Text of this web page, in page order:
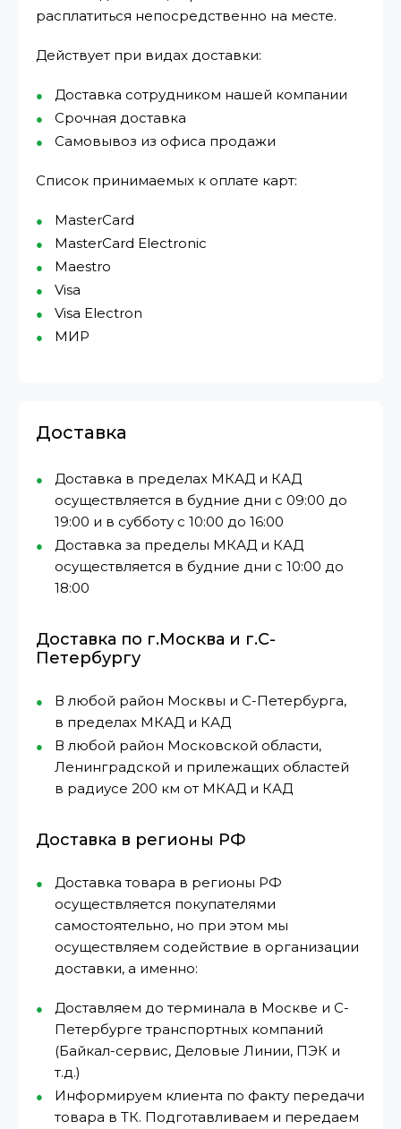
расплатиться непосредственно на месте.
Действует при видах доставки:
Доставка сотрудником нашей компании
Срочная доставка
Самовывоз из офиса продажи
Список принимаемых к оплате карт:
MasterCard
MasterCard Electronic
Maestro
Visa
Visa Electron
МИР⁠
Доставка
Доставка в пределах МКАД и КАД
осуществляется в будние дни с 09:00 до
19:00 и в субботу с 10:00 до 16:00
Доставка за пределы МКАД и КАД
осуществляется в будние дни с 10:00 до
18:00
Доставка по г.Москва и г.С-
Петербургу
В любой район Москвы и С-Петербурга,
в пределах МКАД и КАД
В любой район Московской области,
Ленинградской и прилежащих областей
в радиусе 200 км от МКАД и КАД
Доставка в регионы РФ
Доставка товара в регионы РФ
осуществляется покупателями
самостоятельно, но при этом мы
осуществляем содействие в организации
доставки, а именно:
Доставляем до терминала в Москве и С-
Петербурге транспортных компаний
(Байкал-сервис, Деловые Линии, ПЭК и
т.д.)
Информируем клиента по факту передачи
товара в ТК. Подготавливаем и передаем